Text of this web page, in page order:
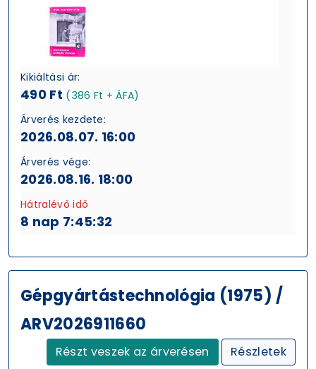
Kikiáltási ár:
490 Ft (386 Ft + ÁFA)
Árverés kezdete:
2026.08.07. 16:00
Árverés vége:
2026.08.16. 18:00
Hátralévő idő
8 nap 7:45:31
Gépgyártástechnológia (1975) /
ARV2026911660
Részt veszek az árverésen Részletek